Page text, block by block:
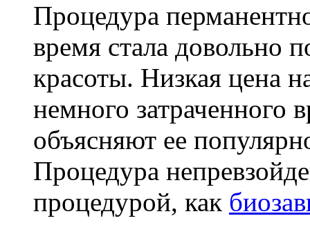
Процедура
время стала довольно
красоты. Низкая цена
немного затраченного
объясняют ее
Процедура
процедурой, как